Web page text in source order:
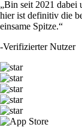
„Bin seit 2021 dabei
hier ist definitiv die
einsame Spitze.“
-Verifizierter Nutzer